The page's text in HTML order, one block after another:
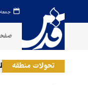
جمعه ۱۶ مرداد ۱۴۰۵
تحولات منطقه
صهیونیستی به دو منطقه